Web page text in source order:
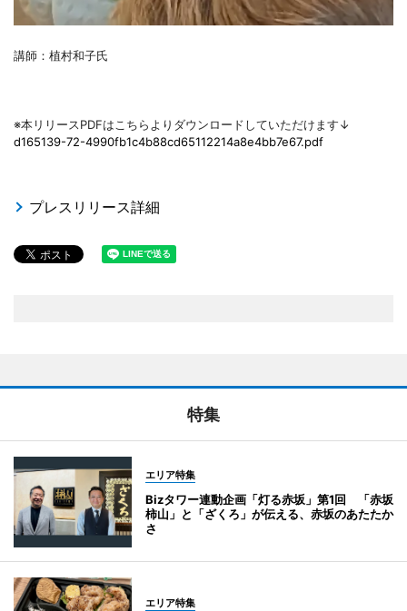
講師：植村和子氏
※本リリースPDFはこちらよりダウンロードしていただけます↓
d165139-72-4990fb1c4b88cd65112214a8e4bb7e67.pdf
プレスリリース詳細
特集
エリア特集
Bizタワー連動企画「灯る赤坂」第1回 「赤坂
柿山」と「ざくろ」が伝える、赤坂のあたたか
さ
エリア特集